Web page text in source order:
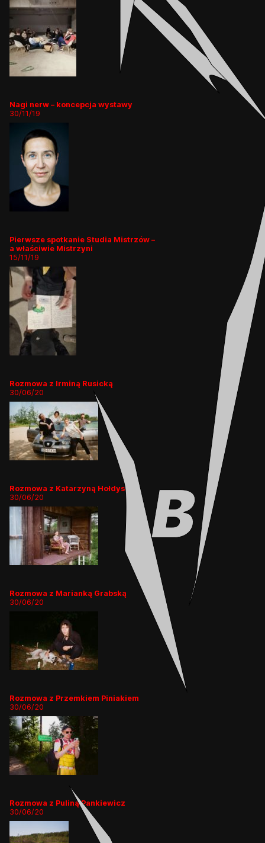
Nagi nerw – koncepcja wystawy
30/11/19
Pierwsze spotkanie Studia Mistrzów –
a właściwie Mistrzyni
15/11/19
Rozmowa z Irminą Rusicką
30/06/20
Rozmowa z Katarzyną Hołdys
30/06/20
Rozmowa z Marianką Grabską
30/06/20
Rozmowa z Przemkiem Piniakiem
30/06/20
Rozmowa z Puliną Pankiewicz
30/06/20